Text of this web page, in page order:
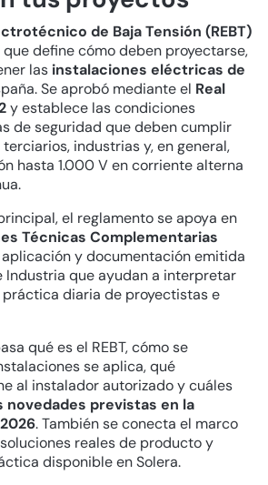
de Baja Tensión (REBT)
define cómo deben proyectarse,
las instalaciones eléctricas de
Se aprobó mediante el Real
y establece las condiciones
de seguridad que deben cumplir
industrias y, en general,
hasta 1.000 V en corriente alterna
el reglamento se apoya en
Técnicas Complementarias
aplicación y documentación emitida
Industria que ayudan a interpretar
diaria de proyectistas e
qué es el REBT, cómo se
se aplica, qué
al instalador autorizado y cuáles
novedades previstas en la
. También se conecta el marco
reales de producto y
disponible en Solera.